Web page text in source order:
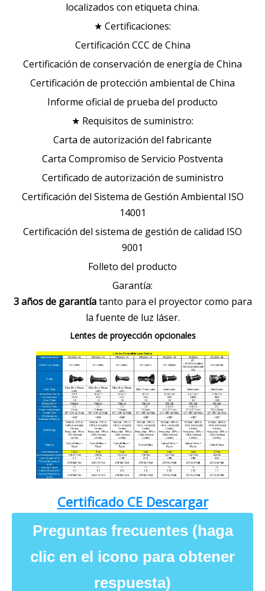
localizados con etiqueta china.
★ Certificaciones:
Certificación CCC de China
Certificación de conservación de energía de China
Certificación de protección ambiental de China
Informe oficial de prueba del producto
★ Requisitos de suministro:
Carta de autorización del fabricante
Carta Compromiso de Servicio Postventa
Certificado de autorización de suministro
Certificación del Sistema de Gestión Ambiental ISO
14001
Certificación del sistema de gestión de calidad ISO
9001
Folleto del producto
Garantía:
3 años de garantíatanto para el proyector como para
la fuente de luz láser.
Lentes de proyección opcionales
Certificado CE Descargar
Preguntas frecuentes (haga
clic en el icono para obtener
respuesta)